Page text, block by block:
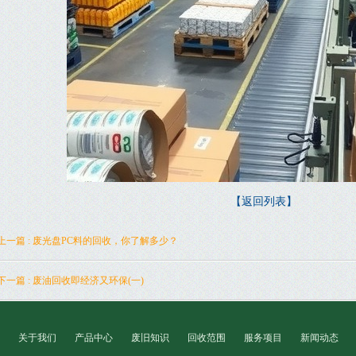
【返回列表】
一篇 : 废光盘PC料的回收，你了解多少？
一篇 : 废油回收即经济又环保(一)
关于我们 产品中心 废旧知识 回收范围 服务项目 新闻动态